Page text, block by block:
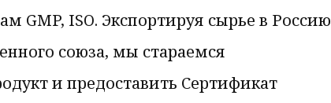
GMP, ISO. Экспортируя сырье в Россию
союза, мы стараемся
и предоставить Сертификат